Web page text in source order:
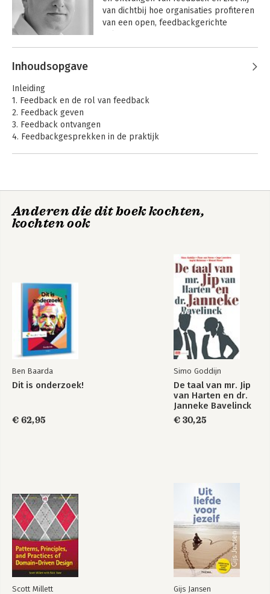
feedback
Bekijk alle boeken
van dichtbij hoe organisaties profiteren
van een open, feedbackgerichte
Andere boeken door Jurriaan
Dolman
De kick van
Bekijk alle boeken
Inhoudsopgave
Inleiding
1. Feedback en de rol van feedback
2. Feedback geven
3. Feedback ontvangen
4. Feedbackgesprekken in de praktijk
Anderen die dit boek kochten,
kochten ook
Ben Baarda
Dit is onderzoek!
€ 62,95
Simo Goddijn
De taal van mr. Jip
van Harten en dr.
Janneke Bavelinck
€ 30,25
Scott Millett Gijs Jansen